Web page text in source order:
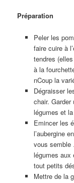
Préparation
Peler les
faire cuire à
tendres
à la
nCoup la
Dégraisser
chair. Garder
légumes et
Emincer les
l’aubergine
vous semble
légumes aux
tout petits
Mettre de la